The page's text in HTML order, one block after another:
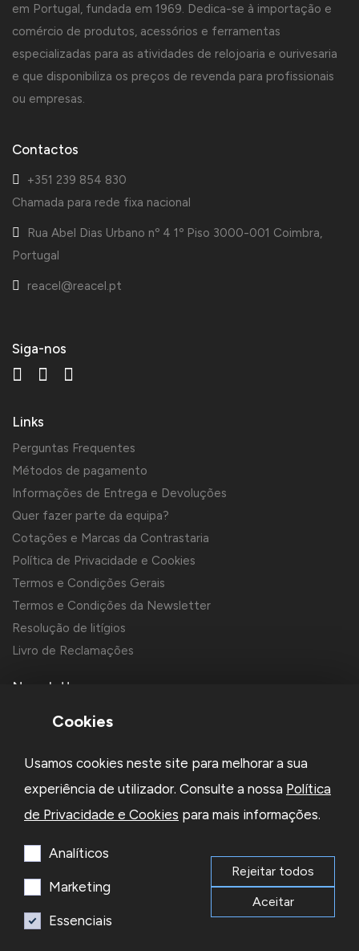
em Portugal, fundada em 1969. Dedica-se à importação e
comércio de produtos, acessórios e ferramentas
especializadas para as atividades de relojoaria e ourivesaria
e que disponibiliza os preços de revenda para profissionais
ou empresas.
Contactos
+351 239 854 830
Chamada para rede fixa nacional
Rua Abel Dias Urbano nº 4 1º Piso 3000-001 Coimbra,
Portugal
reacel@reacel.pt
Siga-nos
Links
Perguntas Frequentes
Métodos de pagamento
Informações de Entrega e Devoluções
Quer fazer parte da equipa?
Cotações e Marcas da Contrastaria
Política de Privacidade e Cookies
Termos e Condições Gerais
Termos e Condições da Newsletter
Resolução de litígios
Livro de Reclamações
Newsletter
Li e aceito aPolítica de Privacidadee os Termos e Condições
Subscrever
Cookies
Usamos cookies neste site para melhorar a sua
experiência de utilizador. Consulte a nossa Política
de Privacidade e Cookies para mais informações.
Analíticos
Marketing
Essenciais
Rejeitar todos
Aceitar